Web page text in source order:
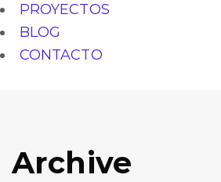
PROYECTOS
BLOG
CONTACTO
Archive